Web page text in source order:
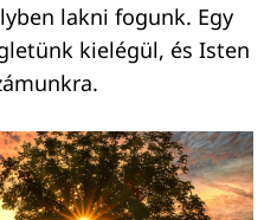
lakni fogunk. Egy
kielégül, és Isten